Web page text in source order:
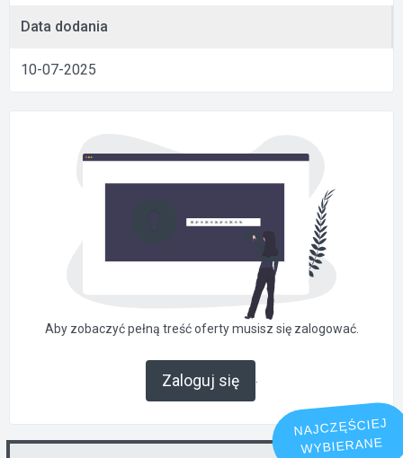
Data dodania
10-07-2025
Aby zobaczyć pełną treść oferty musisz się zalogować.
Zaloguj się .
NAJCZĘŚCIEJ
WYBIERANE